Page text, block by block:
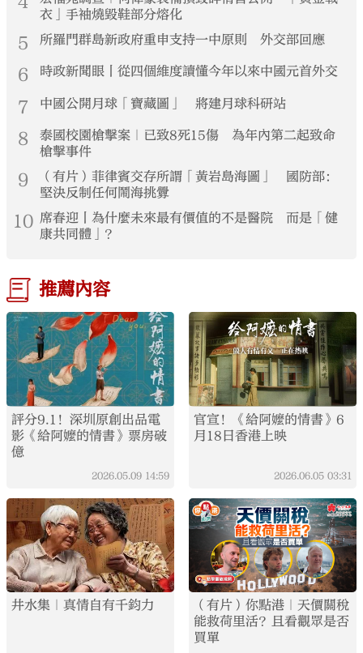
衣」手袖燒毀鞋部分熔化
5 所羅門群島新政府重申支持一中原則 外交部回應
6 時政新聞眼丨從四個維度讀懂今年以來中國元首外交
7 中國公開月球「寶藏圖」 將建月球科研站
8
泰國校園槍擊案｜已致8死15傷 為年內第二起致命
槍擊事件
9
（有片）菲律賓交存所謂「黃岩島海圖」 國防部：
堅決反制任何鬧海挑釁
10 席春迎丨為什麼未來最有價值的不是醫院 而是「健
康共同體」？
推薦內容
評分9.1！深圳原創出品電
影《給阿嬤的情書》票房破
億
2026.05.09 14:59
官宣！《給阿嬤的情書》6
月18日香港上映
2026.06.05 03:31
井水集｜真情自有千鈞力
（有片）你點港｜天價關稅
能救荷里活？且看觀眾是否
買單